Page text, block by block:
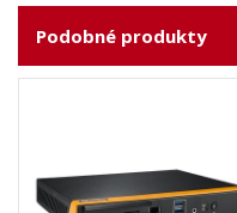
Podobné produkty